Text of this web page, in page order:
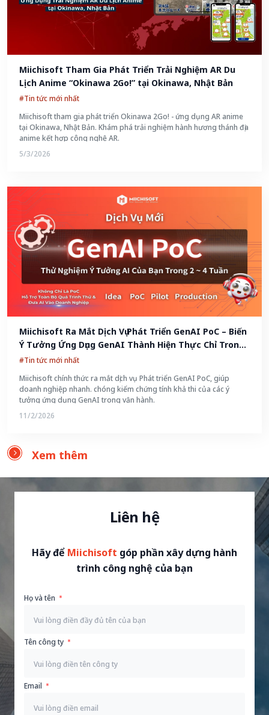
Miichisoft Tham Gia Phát Triển Trải Nghiệm AR Du
Lịch Anime “Okinawa 2Go!” tại Okinawa, Nhật Bản
#Tin tức mới nhất
Miichisoft tham gia phát triển Okinawa 2Go! - ứng dụng AR anime
tại Okinawa, Nhật Bản. Khám phá trải nghiệm hành hương thánh địa
anime kết hợp công nghệ AR.
5/3/2026
Miichisoft Ra Mắt Dịch Vụ Phát Triển GenAI PoC – Biến
Ý Tưởng Ứng Dụng GenAI Thành Hiện Thực Chỉ Trong
2-4 Tuần
#Tin tức mới nhất
Miichisoft chính thức ra mắt dịch vụ Phát triển GenAI PoC, giúp
doanh nghiệp nhanh. chóng kiểm chứng tính khả thi của các ý
tưởng ứng dụng GenAI trong vận hành.
11/2/2026
Xem thêm
Liên hệ
Hãy để Miichisoft góp phần xây dựng hành
trình công nghệ của bạn
Họ và tên
Tên công ty
Email